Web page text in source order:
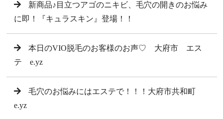
新商品♪目立つアゴのニキビ、毛穴の開きのお悩み
に即！『キュラスキン』登場！！
本日のVIO脱毛のお客様のお声♡ 大府市 エス
テ e.yz
毛穴のお悩みにはエステで！！！大府市共和町
e.yz